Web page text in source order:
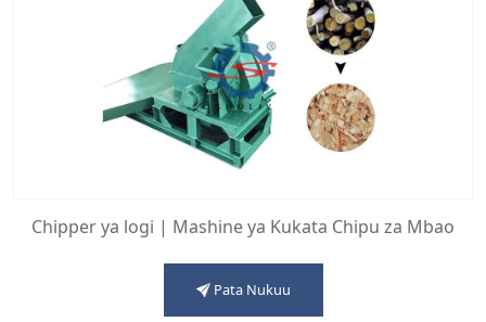
Chipper ya logi | Mashine ya Kukata Chipu za Mbao
Pata Nukuu